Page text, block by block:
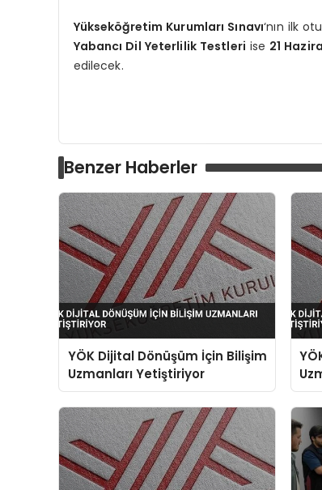
Yükseköğretim Kurumları Sınavı‘nın ilk
Yabancı Dil Yeterlilik Testleri ise 21
edilecek.
Benzer Haberler
YÖK Dijital Dönüşüm İçin Bilişim
Uzmanları Yetiştiriyor